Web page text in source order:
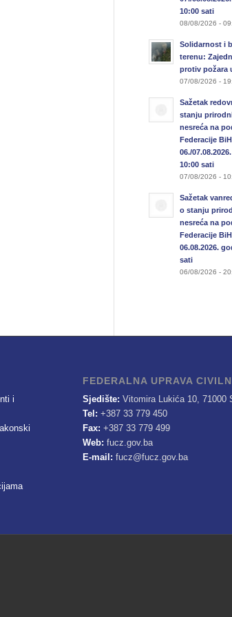
10:00 sati
08/08/2026 -
Solidarnost i
terenu:
protiv požara
07/08/2026 -
Sažetak
stanju
nesreća na
Federacije
06./
10:00 sati
07/08/2026 -
Sažetak
o stanju
nesreća na
Federacije
06.08.2026.
sati
06/08/2026 -
i
FEDERALNA UPRAVA
Sjedište: Vitomira Lukića 10, 71000
Tel: +387 33 779 450
Fax: +387 33 779 499
Web: fucz.gov.ba
E-mail: fucz@fucz.gov.ba